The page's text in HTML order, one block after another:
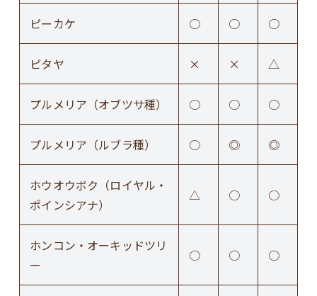
ピーカケ ○ ○ ○
ピタヤ × × △
プルメリア（オブツサ種） ○ ○ ○
プルメリア（ルブラ種） ○ ◎ ◎
ホウオウボク（ロイヤル・
ポインシアナ）
△ ○ ○
ホンコン・オーキッドツリ
ー
○ ○ ○